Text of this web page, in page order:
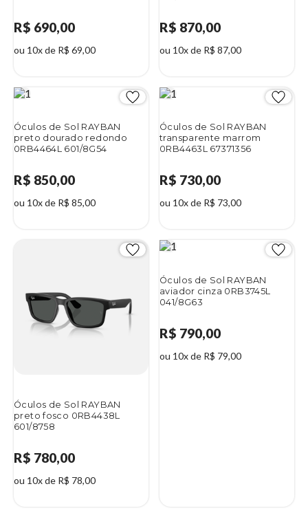
R$ 690,00
ou 10x de R$ 69,00
R$ 870,00
ou 10x de R$ 87,00
Óculos de Sol RAYBAN
preto dourado redondo
0RB4464L 601/8G54
R$ 850,00
ou 10x de R$ 85,00
Óculos de Sol RAYBAN
transparente marrom
0RB4463L 67371356
R$ 730,00
ou 10x de R$ 73,00
Óculos de Sol RAYBAN
preto fosco 0RB4438L
601/8758
R$ 780,00
ou 10x de R$ 78,00
Óculos de Sol RAYBAN
aviador cinza 0RB3745L
041/8G63
R$ 790,00
ou 10x de R$ 79,00